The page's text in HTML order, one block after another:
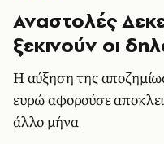
Αναστολές
ξεκινούν οι
Η αύξηση της
ευρώ αφορούσε
άλλο μήνα